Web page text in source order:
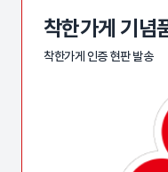
착한가게 기념
착한가게 인증 현판 발송